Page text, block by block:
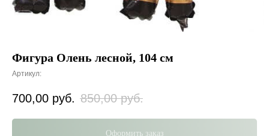
Фигура Олень лесной, 104 см
Артикул:
700,00 руб. 850,00 руб.
Оформить заказ